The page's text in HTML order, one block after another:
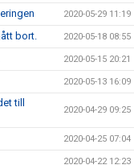
2020-05-29 11:19
bort. 2020-05-18 08:55
2020-05-15 20:21
2020-05-13 16:09
till
2020-04-29 09:25
2020-04-25 07:04
2020-04-22 12:23